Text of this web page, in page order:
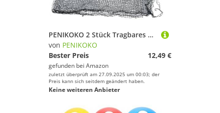
PENIKOKO 2 Stück Tragbares Badmintonnetz mit Robustem Polypropylenfaser Netz Faltbares Leichtes Indoor Outdoor Sportnetz mit Stabilen Befestigungsecken Kompakt und Einfach zu Verstauen
von PENIKOKO
Bester Preis
12,49 €
gefunden bei Amazon
zuletzt überprüft am 27.09.2025 um 00:03; der
Preis kann sich seitdem geändert haben.
Keine weiteren Anbieter